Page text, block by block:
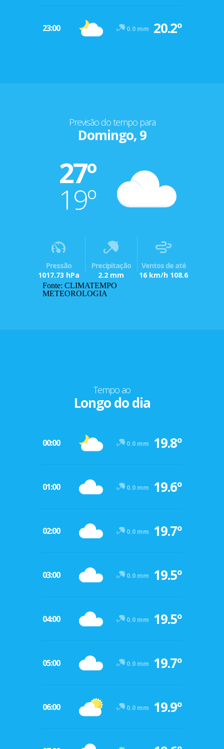
23:00 0.0 mm 20.2º
Previsão do tempo para
Domingo, 9
27º
19º
Pressão
1017.73 hPa
Precipitação
2.2 mm
Ventos de até
16 km/h 108.6
Fonte: CLIMATEMPO
METEOROLOGIA
Tempo ao
Longo do dia
00:00 0.0 mm 19.8º
01:00 0.0 mm 19.6º
02:00 0.0 mm 19.7º
03:00 0.0 mm 19.5º
04:00 0.0 mm 19.5º
05:00 0.0 mm 19.7º
06:00 0.0 mm 19.9º